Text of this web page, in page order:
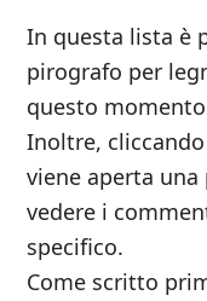
In questa lista è
pirografo per
questo
Inoltre,
viene aperta
vedere i
specifico.
Come scritto